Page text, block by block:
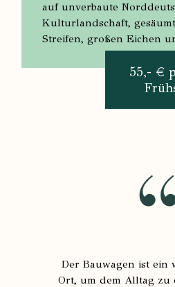
auf unverbaute
Kulturlandschaft,
Streifen, großen Eichen
55,- €
Der Bauwagen ist ein
Ort, um dem Alltag zu